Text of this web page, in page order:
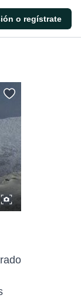
o regístrate